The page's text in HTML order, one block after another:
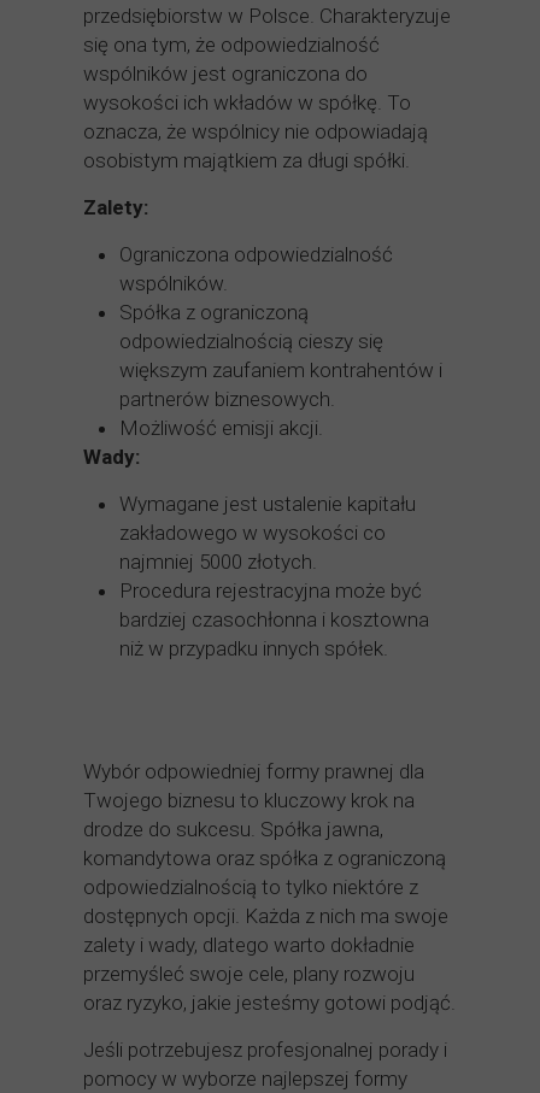
przedsiębiorstw w Polsce. Charakteryzuje
się ona tym, że odpowiedzialność
wspólników jest ograniczona do
wysokości ich wkładów w spółkę. To
oznacza, że wspólnicy nie odpowiadają
osobistym majątkiem za długi spółki.
Zalety:
Ograniczona odpowiedzialność
wspólników.
Spółka z ograniczoną
odpowiedzialnością cieszy się
większym zaufaniem kontrahentów i
partnerów biznesowych.
Możliwość emisji akcji.
Wady:
Wymagane jest ustalenie kapitału
zakładowego w wysokości co
najmniej 5000 złotych.
Procedura rejestracyjna może być
bardziej czasochłonna i kosztowna
niż w przypadku innych spółek.
Wybór odpowiedniej formy prawnej dla
Twojego biznesu to kluczowy krok na
drodze do sukcesu. Spółka jawna,
komandytowa oraz spółka z ograniczoną
odpowiedzialnością to tylko niektóre z
dostępnych opcji. Każda z nich ma swoje
zalety i wady, dlatego warto dokładnie
przemyśleć swoje cele, plany rozwoju
oraz ryzyko, jakie jesteśmy gotowi podjąć.
Jeśli potrzebujesz profesjonalnej porady i
pomocy w wyborze najlepszej formy